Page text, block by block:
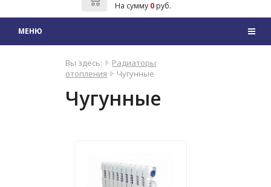
На сумму 0руб.
Вы здесь:
Радиаторы
отопления
Чугунные
Чугунные